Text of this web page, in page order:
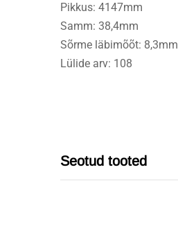
Pikkus: 4147mm
Samm: 38,4mm
Sõrme läbimõõt: 8,3mm
Lülide arv: 108
Seotud tooted